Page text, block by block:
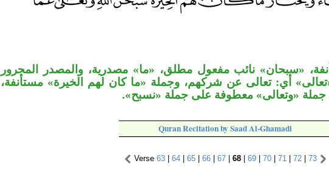
«سبحان» نائب مفعول مطلق، «ما» مصدرية، والمصدر المجرور
أي: تعالى عن شركهم، وجملة «ما كان لهم الخيرة» مستأنفة،
«وتعالى» معطوفة على جملة «نسبح».
Quran Recitation by Saad Al-Ghamadi
Verse 63| 64| 65| 66| 67| 68| 69| 70| 71 72| 73